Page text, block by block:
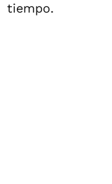
tiempo.